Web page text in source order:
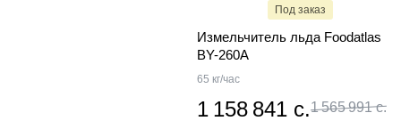
Под заказ
Измельчитель льда Foodatlas
BY-260A
65 кг/час
1 158 841 с.1 565 991 с.